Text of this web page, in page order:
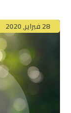
28 فبراير, 2020